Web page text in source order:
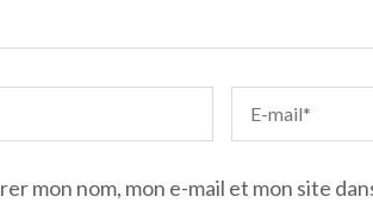
mon nom, mon e-mail et mon site